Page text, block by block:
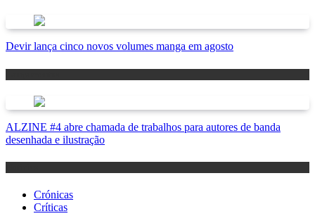
Devir lança cinco novos volumes manga em agosto
ALZINE #4 abre chamada de trabalhos para autores de banda
desenhada e ilustração
Crónicas
Críticas